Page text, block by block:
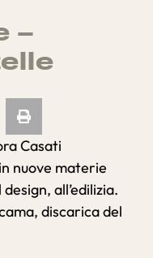
–
Casati
nuove materie
all’edilizia.
discarica del